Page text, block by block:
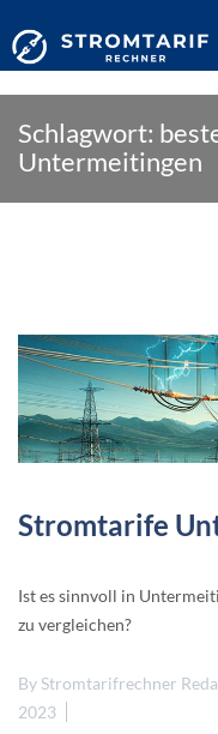
content
Schlagwort:
Untermeitingen
Stromtarife
Ist es sinnvoll in
zu vergleichen?
By Stromtarifrechner
2023